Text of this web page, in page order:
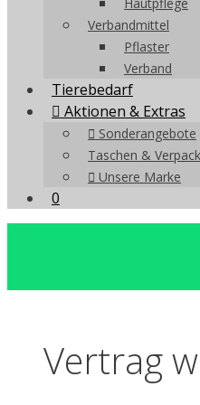
Verbandmittel
Pflaster
Verband
Tierebedarf
Aktionen & Extras
Sonderangebote
Taschen &
Unsere Marke
0
Vertrag